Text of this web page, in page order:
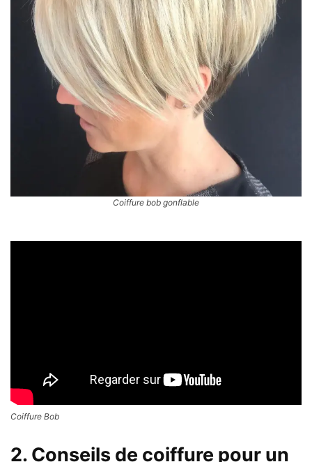
Coiffure bob gonflable
Coiffure Bob
2. Conseils de coiffure pour un